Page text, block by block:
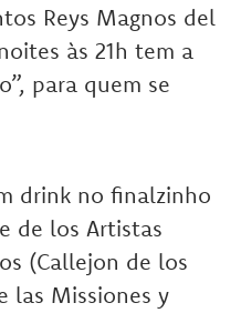
Reys Magnos del
às 21h tem a
para quem se
drink no finalzinho
de los Artistas
(Callejon de los
las Missiones y